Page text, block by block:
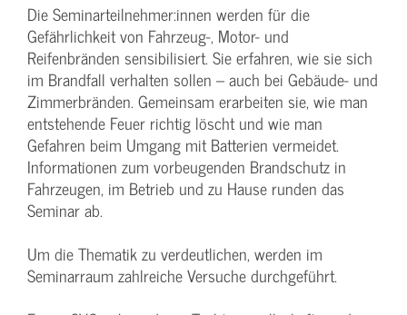
Die Seminarteilnehmer:innen werden für die
Gefährlichkeit von Fahrzeug-, Motor- und
Reifenbränden sensibilisiert. Sie erfahren, wie sie sich
im Brandfall verhalten sollen – auch bei Gebäude- und
Zimmerbränden. Gemeinsam erarbeiten sie, wie man
entstehende Feuer richtig löscht und wie man
Gefahren beim Umgang mit Batterien vermeidet.
Informationen zum vorbeugenden Brandschutz in
Fahrzeugen, im Betrieb und zu Hause runden das
Seminar ab.
Um die Thematik zu verdeutlichen, werden im
Seminarraum zahlreiche Versuche durchgeführt.